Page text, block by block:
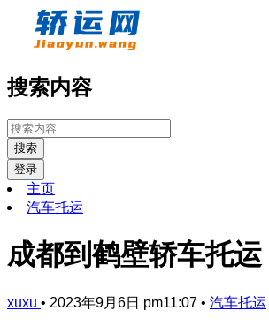
搜索内容
搜索
登录
主页
汽车托运
成都到鹤壁轿车托运
xuxu • 2023年9月6日 pm11:07 • 汽车托运